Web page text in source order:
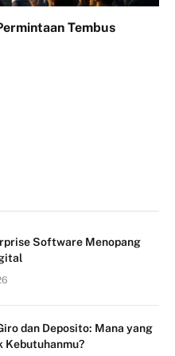
Tembus
Software Menopang
dan Deposito: Mana yang
Kebutuhanmu?